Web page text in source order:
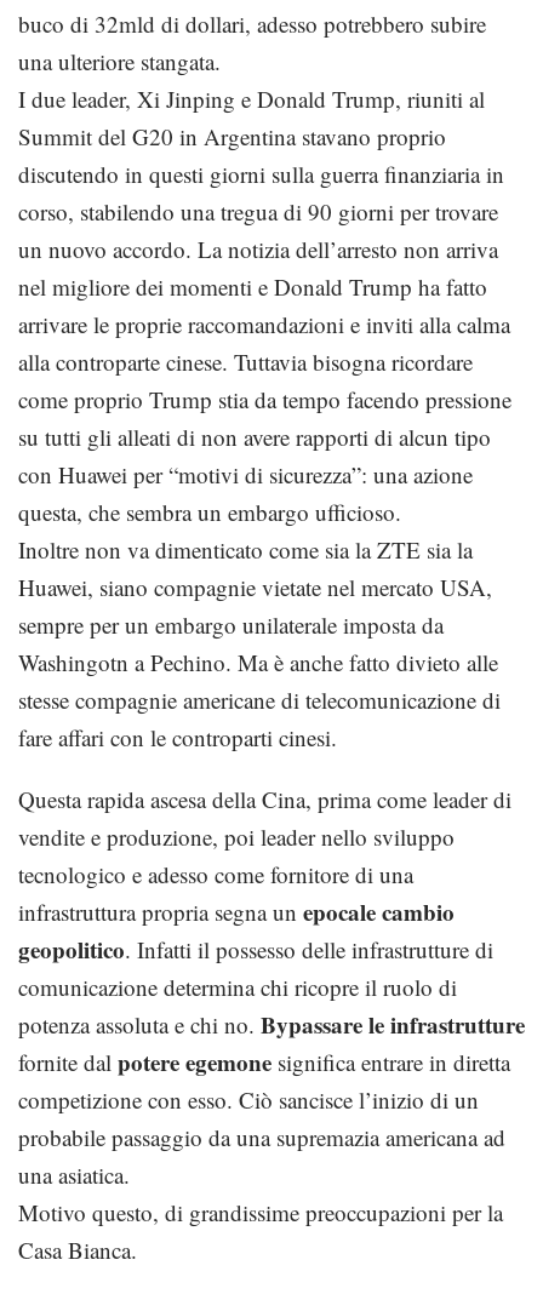
buco di 32mld di dollari, adesso potrebbero subire
una ulteriore stangata.
I due leader, Xi Jinping e Donald Trump, riuniti al
Summit del G20 in Argentina stavano proprio
discutendo in questi giorni sulla guerra finanziaria in
corso, stabilendo una tregua di 90 giorni per trovare
un nuovo accordo. La notizia dell’arresto non arriva
nel migliore dei momenti e Donald Trump ha fatto
arrivare le proprie raccomandazioni e inviti alla calma
alla controparte cinese. Tuttavia bisogna ricordare
come proprio Trump stia da tempo facendo pressione
su tutti gli alleati di non avere rapporti di alcun tipo
con Huawei per “motivi di sicurezza”: una azione
questa, che sembra un embargo ufficioso.
Inoltre non va dimenticato come sia la ZTE sia la
Huawei, siano compagnie vietate nel mercato USA,
sempre per un embargo unilaterale imposta da
Washingotn a Pechino. Ma è anche fatto divieto alle
stesse compagnie americane di telecomunicazione di
fare affari con le controparti cinesi.
Questa rapida ascesa della Cina, prima come leader di
vendite e produzione, poi leader nello sviluppo
tecnologico e adesso come fornitore di una
infrastruttura propria segna un epocale cambio
geopolitico. Infatti il possesso delle infrastrutture di
comunicazione determina chi ricopre il ruolo di
potenza assoluta e chi no. Bypassare le infrastrutture
fornite dal potere egemone significa entrare in diretta
competizione con esso. Ciò sancisce l’inizio di un
probabile passaggio da una supremazia americana ad
una asiatica.
Motivo questo, di grandissime preoccupazioni per la
Casa Bianca.